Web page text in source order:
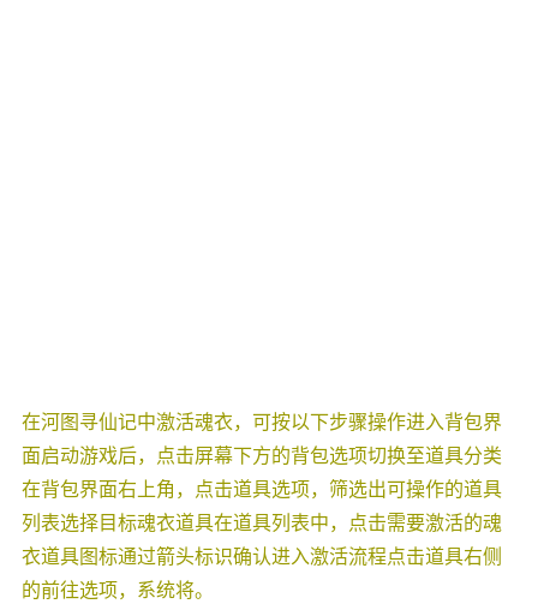
在河图寻仙记中激活魂衣，可按以下步骤操作进入背包界
面启动游戏后，点击屏幕下方的背包选项切换至道具分类
在背包界面右上角，点击道具选项，筛选出可操作的道具
列表选择目标魂衣道具在道具列表中，点击需要激活的魂
衣道具图标通过箭头标识确认进入激活流程点击道具右侧
的前往选项，系统将。